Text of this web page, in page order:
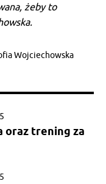
żeby to
Wojciechowska
oraz trening za